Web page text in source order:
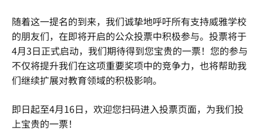
随着这一提名的到来，我们诚挚地呼吁所有支持威雅学校
的朋友们，在即将开启的公众投票中积极参与。投票将于
4月3日正式启动，我们期待得到您宝贵的一票！您的参与
不仅将提升我们在这项重要奖项中的竞争力，也将帮助我
们继续扩展对教育领域的积极影响。
即日起至4月16日，欢迎您扫码进入投票页面，为我们投
上宝贵的一票！